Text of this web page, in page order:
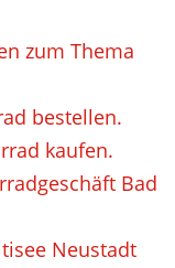
zum Thema
bestellen.
kaufen.
Bad
Neustadt